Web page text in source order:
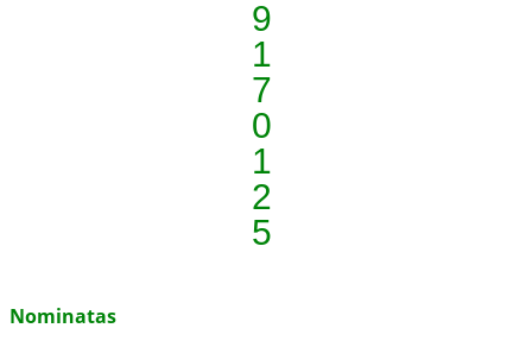
9
1
7
0
1
2
5
Nominatas